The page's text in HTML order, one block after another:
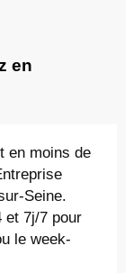
en
en moins de
Seine.
et 7j/7 pour
le week-